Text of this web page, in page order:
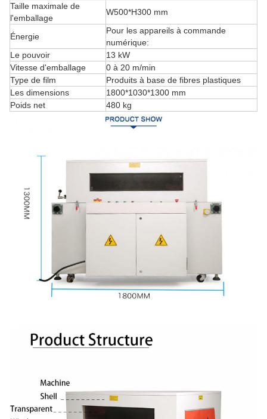
Taille maximale de
l'emballage
W500*H300 mm
Énergie
Pour les appareils à commande
numérique:
Le pouvoir
13 kW
Vitesse d'emballage
0 à 20 m/min
Type de film
Produits à base de fibres plastiques
Les dimensions
1800*1030*1300 mm
Poids net
480 kg